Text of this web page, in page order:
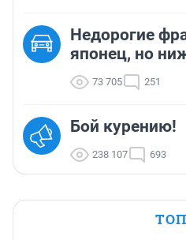
Недорогие
японец, но
73 705 251
Бой курению!
238 107 693